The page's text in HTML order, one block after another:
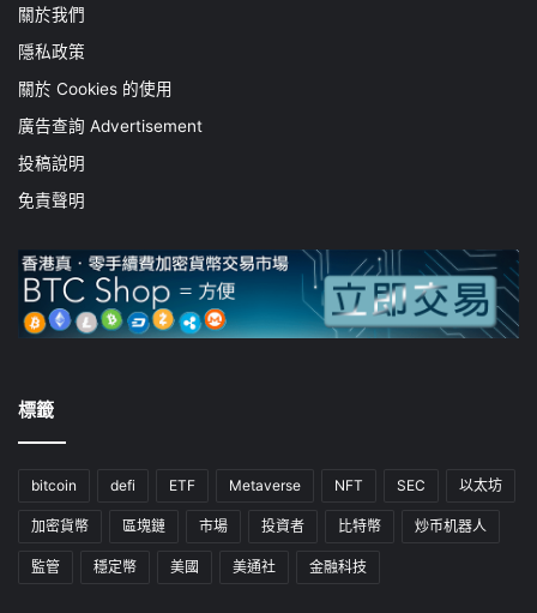
關於我們
隱私政策
關於 Cookies 的使用
廣告查詢 Advertisement
投稿說明
免責聲明
標籤
bitcoin defi ETF Metaverse NFT SEC 以太坊
加密貨幣 區塊鏈 市場 投資者 比特幣 炒币机器人
監管 穩定幣 美國 美通社 金融科技